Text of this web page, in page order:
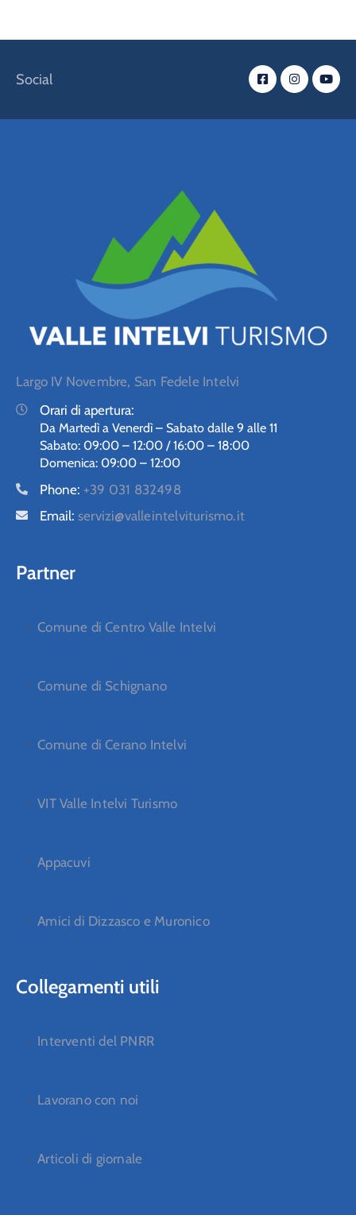
Social
Largo IV Novembre, San Fedele Intelvi
Orari di apertura:
Da Martedì a Venerdì – Sabato dalle 9 alle 11
Sabato: 09:00 – 12:00 / 16:00 – 18:00
Domenica: 09:00 – 12:00
Phone: +39 031 832498
Email: servizi@valleintelviturismo.it
Partner
Comune di Centro Valle Intelvi
Comune di Schignano
Comune di Cerano Intelvi
VIT Valle Intelvi Turismo
Appacuvi
Amici di Dizzasco e Muronico
Collegamenti utili
Interventi del PNRR
Lavorano con noi
Articoli di giornale